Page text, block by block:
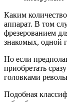
Каким
аппарат. В том
фрезерованием
знакомых, одной
Но если
приобретать
головками
Подобная